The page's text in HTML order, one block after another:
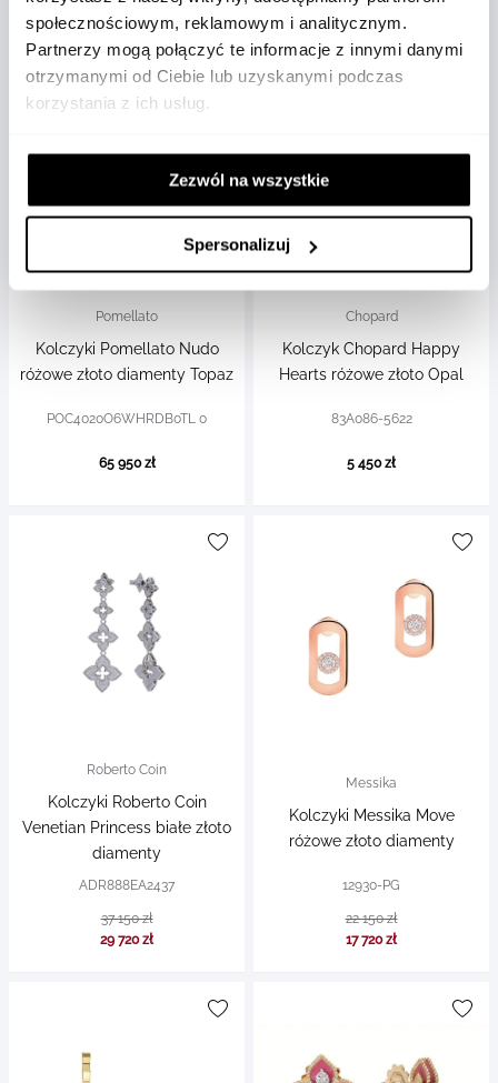
społecznościowym, reklamowym i analitycznym.
Partnerzy mogą połączyć te informacje z innymi danymi
otrzymanymi od Ciebie lub uzyskanymi podczas
korzystania z ich usług.
Zezwól na wszystkie
Spersonalizuj
15 850 zł
Pomellato
Kolczyki Pomellato Nudo
różowe złoto diamenty Topaz
POC4020O6WHRDB0TL 0
65 950 zł
Chopard
Kolczyk Chopard Happy
Hearts różowe złoto Opal
83A086-5622
5 450 zł
Roberto Coin
Kolczyki Roberto Coin
Venetian Princess białe złoto
diamenty
ADR888EA2437
37 150 zł
29 720 zł
Messika
Kolczyki Messika Move
różowe złoto diamenty
12930-PG
22 150 zł
17 720 zł